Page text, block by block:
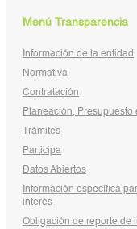
Menú Transparencia
Información de la entidad
Normativa
Contratación
Planeación, Presupuesto
Trámites
Participa
Datos Abiertos
Información específica
interés
Obligación de reporte de